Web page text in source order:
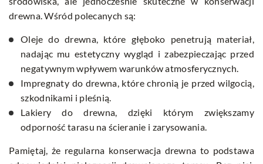
drewna. Wśród polecanych są:
Oleje do drewna, które głęboko penetrują materiał,
nadając mu estetyczny wygląd i zabezpieczając przed
negatywnym wpływem warunków atmosferycznych.
Impregnaty do drewna, które chronią je przed wilgocią,
szkodnikami i pleśnią.
Lakiery do drewna, dzięki którym zwiększamy
odporność tarasu na ścieranie i zarysowania.
Pamiętaj, że regularna konserwacja drewna to podstawa